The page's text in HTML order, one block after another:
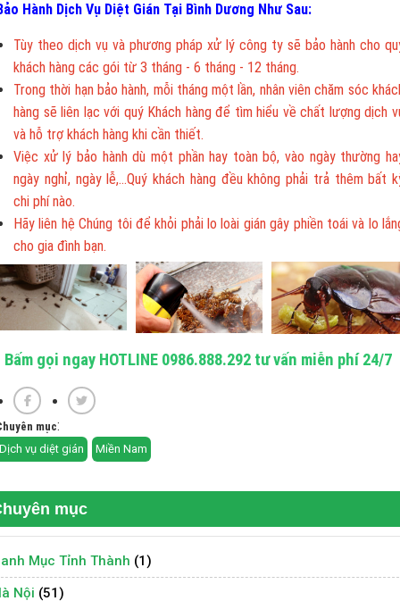
mục
Mục Tỉnh Thành (1)
Nội (51)
Hành Dịch Vụ Diệt Gián Tại Bình Dương Như Sau:
Tùy theo dịch vụ và phương pháp xử lý công ty sẽ bảo hành cho
khách hàng các gói từ 3 tháng - 6 tháng - 12 tháng.
Trong thời hạn bảo hành, mỗi tháng một lần, nhân viên chăm sóc
hàng sẽ liên lạc với quý Khách hàng để tìm hiểu về chất lượng dịch
và hỗ trợ khách hàng khi cần thiết.
Việc xử lý bảo hành dù một phần hay toàn bộ, vào ngày thường
ngày nghỉ, ngày lễ,...Quý khách hàng đều không phải trả thêm bất
chi phí nào.
Hãy liên hệ Chúng tôi để khỏi phải lo loài gián gây phiền toái và lo
cho gia đình bạn.
Bấm gọi ngay HOTLINE 0986.888.292 tư vấn miễn phí 24/7
mục:
Dịch vụ diệt gián Miền Nam